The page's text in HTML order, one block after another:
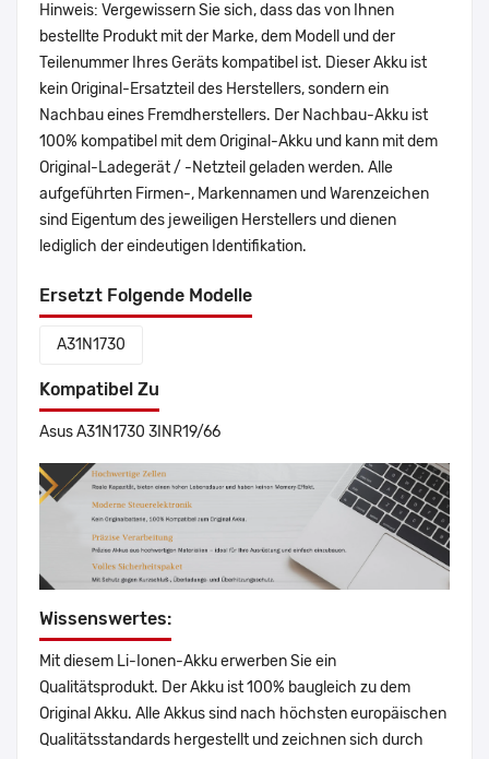
Hinweis: Vergewissern Sie sich, dass das von Ihnen
bestellte Produkt mit der Marke, dem Modell und der
Teilenummer Ihres Geräts kompatibel ist. Dieser Akku ist
kein Original-Ersatzteil des Herstellers, sondern ein
Nachbau eines Fremdherstellers. Der Nachbau-Akku ist
100% kompatibel mit dem Original-Akku und kann mit dem
Original-Ladegerät / -Netzteil geladen werden. Alle
aufgeführten Firmen-, Markennamen und Warenzeichen
sind Eigentum des jeweiligen Herstellers und dienen
lediglich der eindeutigen Identifikation.
Ersetzt Folgende Modelle
A31N1730
Kompatibel Zu
Asus A31N1730 3INR19/66
Wissenswertes:
Mit diesem Li-Ionen-Akku erwerben Sie ein
Qualitätsprodukt. Der Akku ist 100% baugleich zu dem
Original Akku. Alle Akkus sind nach höchsten europäischen
Qualitätsstandards hergestellt und zeichnen sich durch